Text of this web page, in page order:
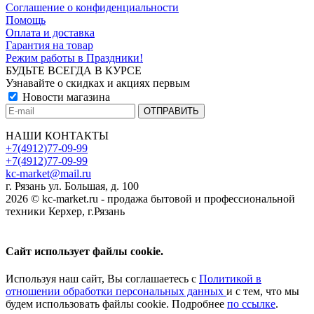
Соглашение о конфиденциальности
Помощь
Оплата и доставка
Гарантия на товар
Режим работы в Праздники!
БУДЬТЕ ВСЕГДА В КУРСЕ
Узнавайте о скидках и акциях первым
Новости магазина
НАШИ КОНТАКТЫ
+7(4912)77-09-99
+7(4912)77-09-99
kc-market@mail.ru
г. Рязань ул. Большая, д. 100
2026 © kc-market.ru - продажа бытовой и профессиональной
техники Керхер, г.Рязань
Сайт использует файлы cookie.
Используя наш сайт, Вы соглашаетесь с Политикой в
отношении обработки персональных данных и с тем, что мы
будем использовать файлы cookie. Подробнее по ссылке.